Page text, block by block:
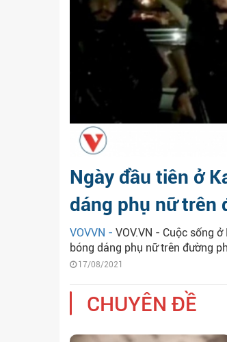
Ngày đầu tiên ở
dáng phụ nữ trên
VOVVN - VOV.VN - Cuộc sống
bóng dáng phụ nữ trên đường
17/08/2021
CHUYÊN ĐỀ